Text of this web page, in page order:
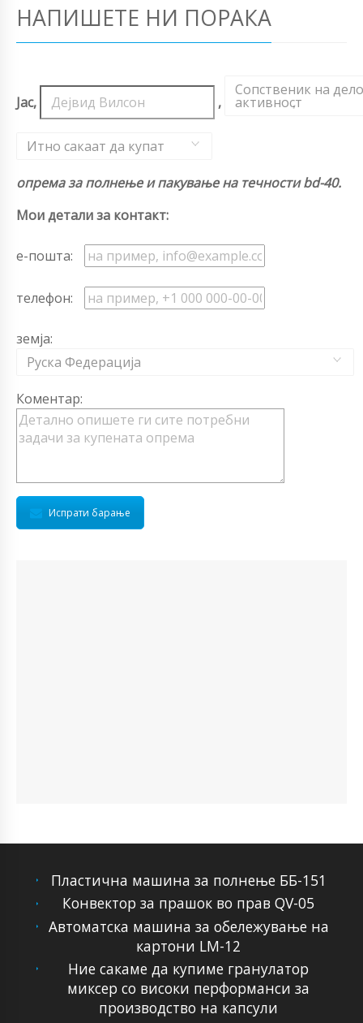
НАПИШЕТЕ НИ ПОРАКА
Јас, ,
Сопственик на
активност
,
Итно сакаат да купат
опрема за полнење и пакување на течности bd-40.
Мои детали за контакт:
е-пошта:
телефон:
земја:
Руска Федерација
Коментар:
Испрати барање
Пластична машина за полнење ББ-151
Конвектор за прашок во прав QV-05
Автоматска машина за обележување на
картони LM-12
Ние сакаме да купиме гранулатор
миксер со високи перформанси за
производство на капсули